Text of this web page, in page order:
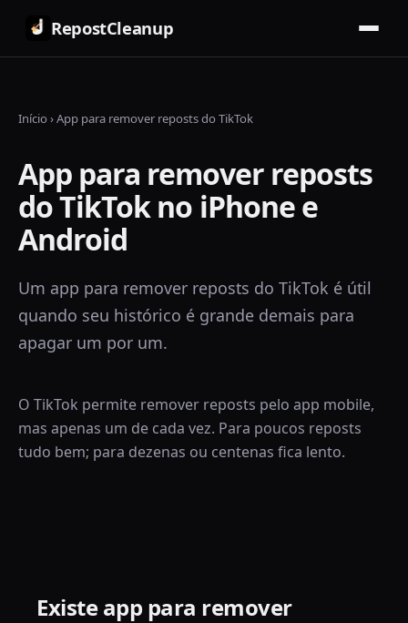
RepostCleanup
Início›App para remover reposts do TikTok
App para remover reposts
do TikTok no iPhone e
Android
Um app para remover reposts do TikTok é útil
quando seu histórico é grande demais para
apagar um por um.
O TikTok permite remover reposts pelo app mobile,
mas apenas um de cada vez. Para poucos reposts
tudo bem; para dezenas ou centenas fica lento.
Existe app para remover